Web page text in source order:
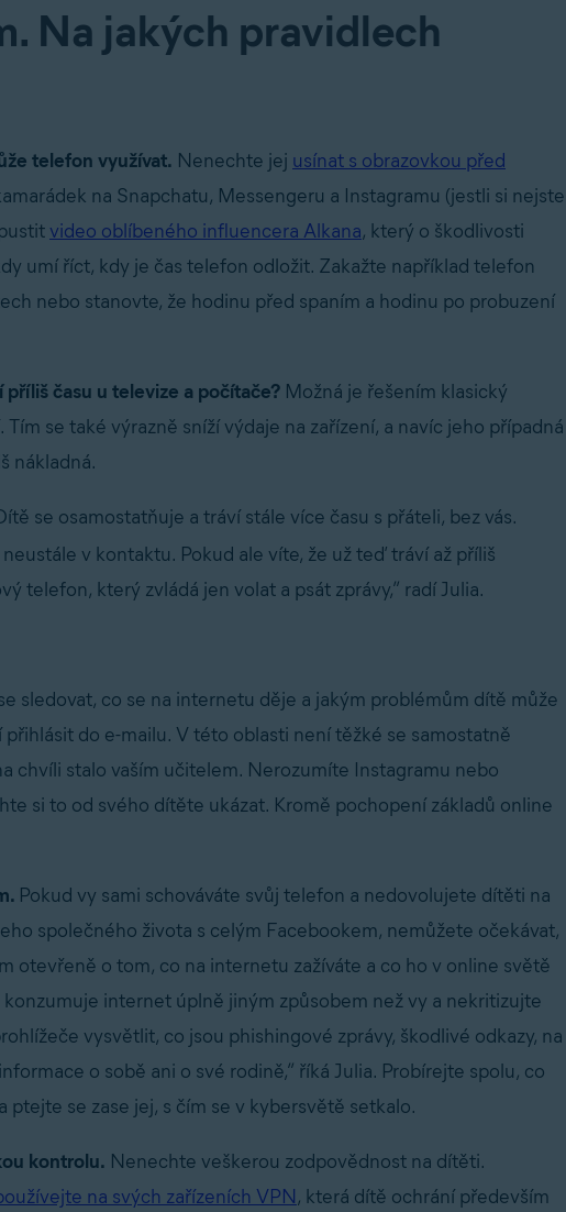
Na jakých pravidlech
telefon využívat. Nenechte jej usínat s obrazovkou před
na Snapchatu, Messengeru a Instagramu (jestli si nejste
video oblíbeného influencera Alkana, který o škodlivosti
umí říct, kdy je čas telefon odložit. Zakažte například telefon
nebo stanovte, že hodinu před spaním a hodinu po probuzení
času u televize a počítače? Možná je řešením klasický
se také výrazně sníží výdaje na zařízení, a navíc jeho případná
nákladná.
se osamostatňuje a tráví stále více času s přáteli, bez vás.
v kontaktu. Pokud ale víte, že už teď tráví až příliš
telefon, který zvládá jen volat a psát zprávy,” radí Julia.
sledovat, co se na internetu děje a jakým problémům dítě může
do e-mailu. V této oblasti není těžké se samostatně
chvíli stalo vaším učitelem. Nerozumíte Instagramu nebo
si to od svého dítěte ukázat. Kromě pochopení základů online
Pokud vy sami schováváte svůj telefon a nedovolujete dítěti na
společného života s celým Facebookem, nemůžete očekávat,
otevřeně o tom, co na internetu zažíváte a co ho v online světě
internet úplně jiným způsobem než vy a nekritizujte
vysvětlit, co jsou phishingové zprávy, škodlivé odkazy, na
o sobě ani o své rodině,” říká Julia. Probírejte spolu, co
se zase jej, s čím se v kybersvětě setkalo.
kontrolu. Nenechte veškerou zodpovědnost na dítěti.
na svých zařízeních VPN, která dítě ochrání především